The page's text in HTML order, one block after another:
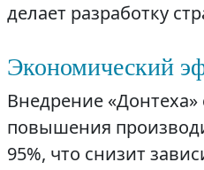
делает разработку
Экономический
Внедрение
повышения
95%, что снизит